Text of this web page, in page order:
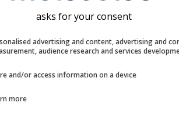
asks for your consent
advertising and content, advertising and
audience research and services
and/or access information on a device
more